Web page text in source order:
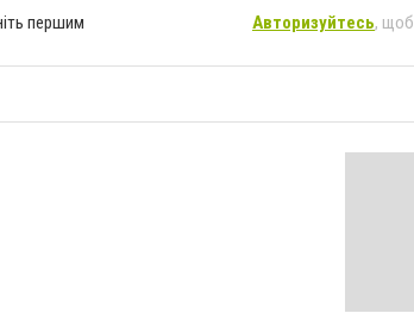
першим Авторизуйтесь, щоб